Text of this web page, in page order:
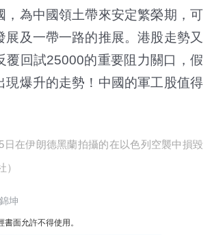
，為中國領土帶來安定繁榮期，可
展及一帶一路的推展。港股走勢又
覆回試25000的重要阻力關口，假
現爆升的走勢！中國的軍工股值得
在伊朗德黑蘭拍攝的在以色列空襲中損毀
坤
面允許不得使用。